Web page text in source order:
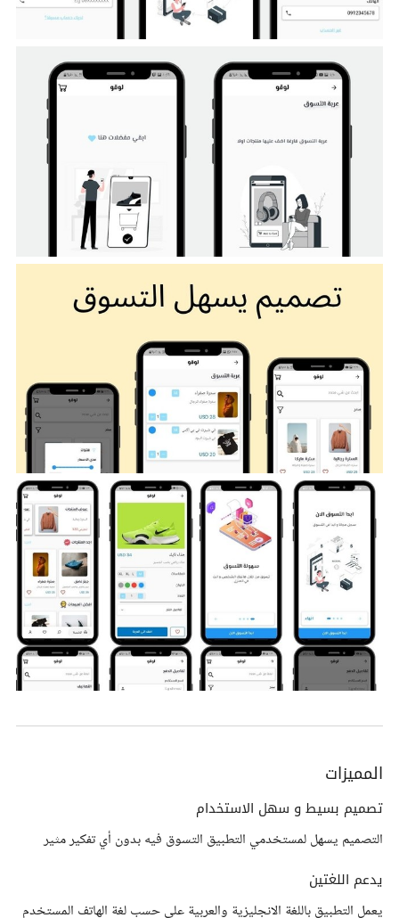
المميزات
تصميم بسيط و سهل الاستخدام
التصميم يسهل لمستخدمي التطبيق التسوق فيه بدون أي تفكير مثير
يدعم اللغتين
يعمل التطبيق باللغة الانجليزية والعربية على حسب لغة الهاتف المستخدم